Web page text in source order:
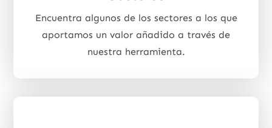
Encuentra algunos de los sectores a los que
aportamos un valor añadido a través de
nuestra herramienta.